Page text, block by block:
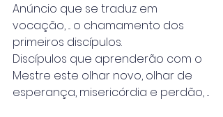
Anúncio que se traduz em
vocação, ... o chamamento dos
primeiros discípulos.
Discípulos que aprenderão com o
Mestre este olhar novo, olhar de
esperança, misericórdia e perdão, ...